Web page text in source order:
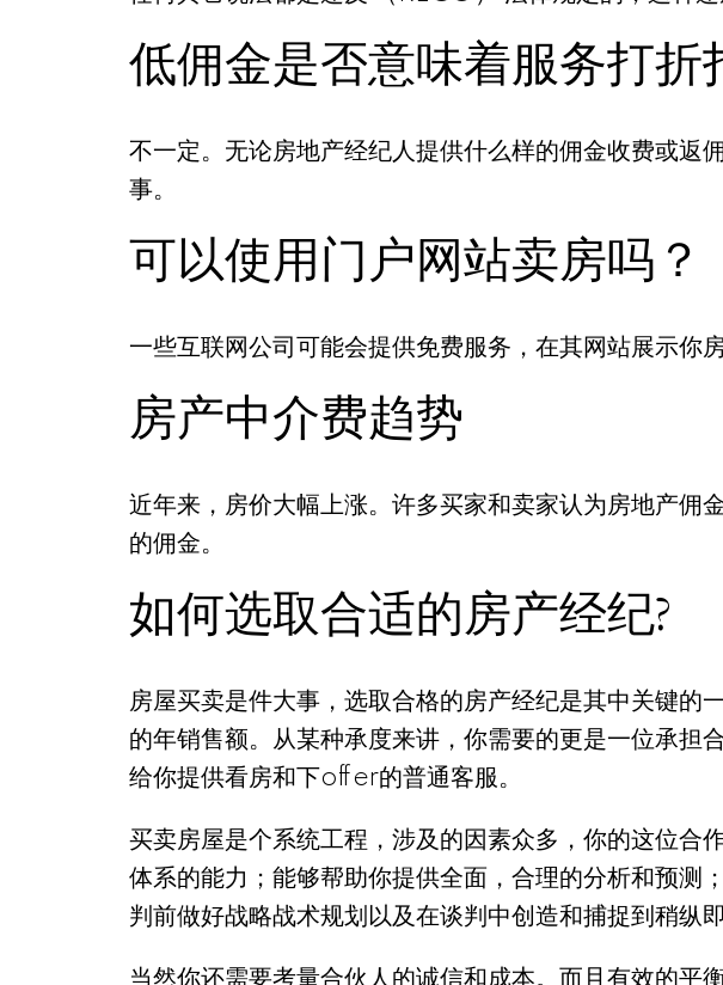
低佣金是否意味着服务打折
不一定。无论房地产经纪人提供什么样的佣金收费或
事。
可以使用门户网站卖房吗？
一些互联网公司可能会提供免费服务，在其网站展示你
房产中介费趋势
近年来，房价大幅上涨。许多买家和卖家认为房地产佣
的佣金。
如何选取合适的房产经纪?
房屋买卖是件大事，选取合格的房产经纪是其中关键的
的年销售额。从某种承度来讲，你需要的更是一位承担
给你提供看房和下offer的普通客服。
买卖房屋是个系统工程，涉及的因素众多，你的这位合
体系的能力；能够帮助你提供全面，合理的分析和预测
判前做好战略战术规划以及在谈判中创造和捕捉到稍纵
当然你还需要考量合伙人的诚信和成本。而且有效的平